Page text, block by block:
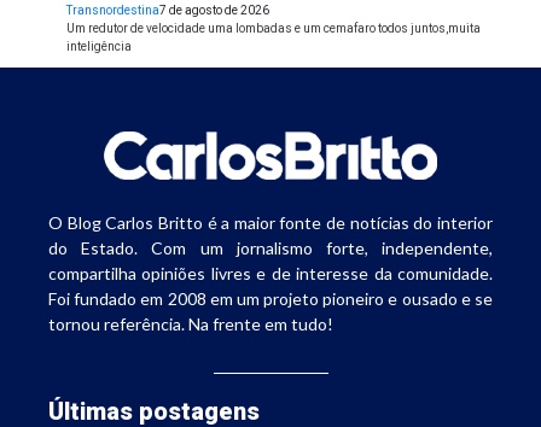
Transnordestina7 de agosto de 2026
Um redutor de velocidade uma lombadas e um cemafaro todos juntos,muita
inteligência
O Blog Carlos Britto é a maior fonte de notícias do interior
do Estado. Com um jornalismo forte, independente,
compartilha opiniões livres e de interesse da comunidade.
Foi fundado em 2008 em um projeto pioneiro e ousado e se
tornou referência. Na frente em tudo!
Últimas postagens